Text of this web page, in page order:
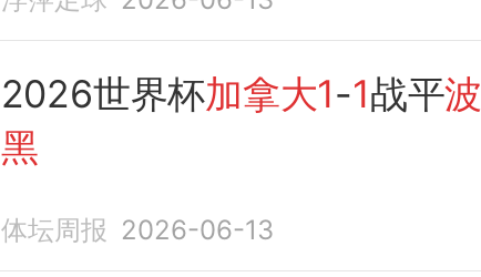
2026世界杯加拿大1-1战平波
黑
体坛周报 2026-06-13